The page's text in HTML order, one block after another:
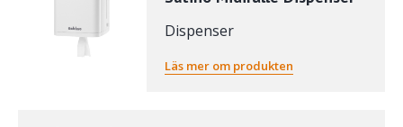
Dispenser
Läs mer om produkten